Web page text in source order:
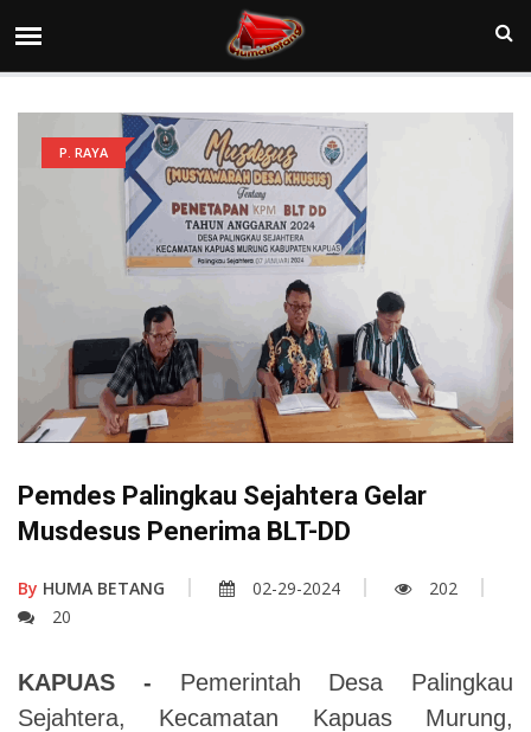
P. RAYA
Pemdes Palingkau Sejahtera Gelar
Musdesus Penerima BLT-DD
By HUMA BETANG 02-29-2024
202
20
KAPUAS - Pemerintah Desa Palingkau
Sejahtera, Kecamatan Kapuas Murung,